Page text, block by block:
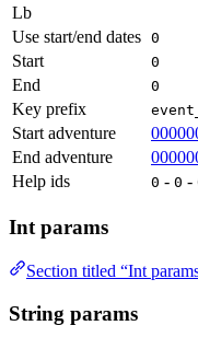
Lb
Use start/end dates 0
Start 0
End 0
Key prefix
Start adventure
End adventure
Help ids
0 - 0 -
Int params
Section titled “Int
String params